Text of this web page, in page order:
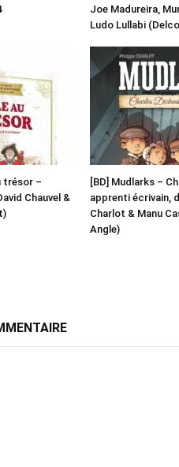
Joe Madureira,
Ludo Lullabi
trésor –
Chauvel &
[BD] Mudlarks –
apprenti écrivain,
Charlot & Manu
Angle)